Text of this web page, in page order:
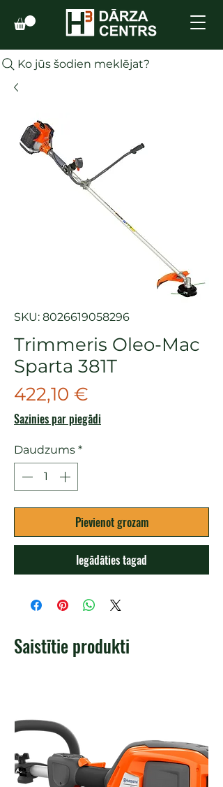
Ko jūs šodien meklējat?
SKU: 8026619058296
Trimmeris Oleo-Mac
Sparta 381T
422,10 €
Sazinies par piegādi
Daudzums *
Pievienot grozam
Iegādāties tagad
Saistītie produkti